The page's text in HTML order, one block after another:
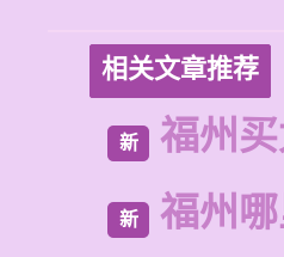
相关文章推荐
新 福州
新 福州